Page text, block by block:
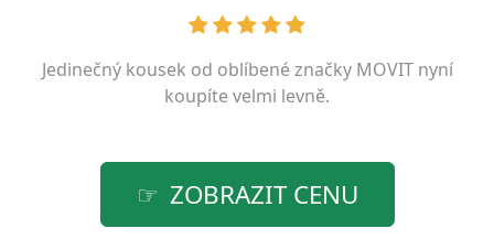
Jedinečný kousek od oblíbené značky MOVITnyní
koupíte velmi levně.
ZOBRAZIT CENU